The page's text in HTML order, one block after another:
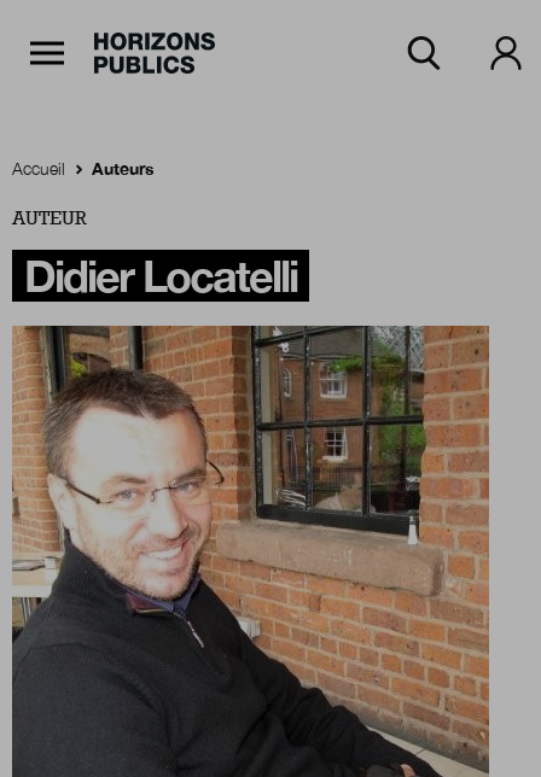
Accueil
Rubriques
Thèmes
Numéros
Boutique
Qui sommes-nous ?
Accueil Auteurs
AUTEUR
Didier Locatelli